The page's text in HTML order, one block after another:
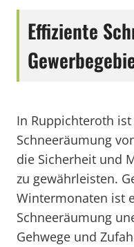
Effiziente
In Ruppichteroth
Schneeräumung
die Sicherheit und
zu gewährleisten.
Wintermonaten ist
Schneeräumung
Gehwege und